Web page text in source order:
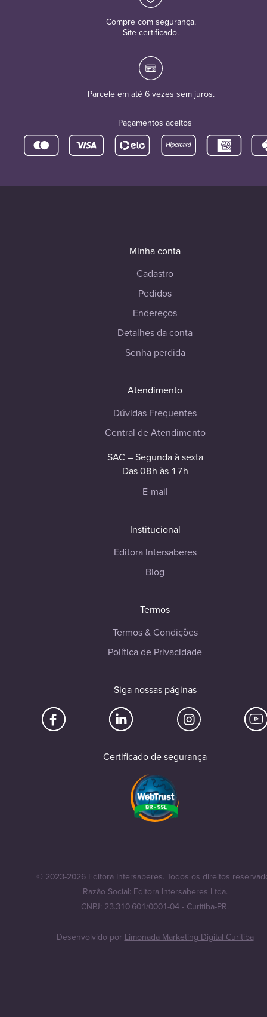
Compre com segurança.
Site certificado.
Parcele em até 6 vezes sem juros.
Pagamentos aceitos
Minha conta
Cadastro
Pedidos
Endereços
Detalhes da conta
Senha perdida
Atendimento
Dúvidas Frequentes
Central de Atendimento
SAC – Segunda à sexta
Das 08h às 17h
E-mail
Institucional
Editora Intersaberes
Blog
Termos
Termos & Condições
Política de Privacidade
Siga nossas páginas
Certificado de segurança
© 2023-2026 Editora Intersaberes. Todos os direitos
Razão Social: Editora Intersaberes Ltda.
CNPJ: 23.310.601/0001-04 - Curitiba-PR.
Desenvolvido porLimonada Marketing Digital Curitiba